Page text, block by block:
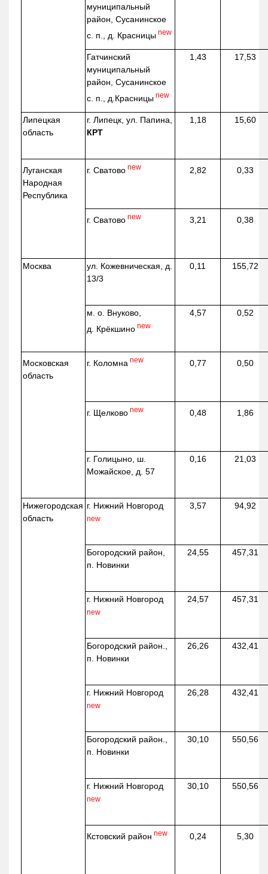
муниципальный
район, Сусанинское
с. п., д. Красницы new
Гатчинский
муниципальный
район, Сусанинское
с. п., д.Красницы new
1,43 17,53
Липецкая
область
г. Липецк, ул. Папина,
КРТ
1,18 15,60
Луганская
Народная
Республика
г. Сватово new 2,82 0,33
г. Сватово new 3,21 0,38
Москва ул. Кожевническая, д.
13/3
0,11 155,72
м. о. Внуково,
д. Крёкшино new
4,57 0,52
Московская
область
г. Коломна new 0,77 0,50
г. Щелково new 0,48 1,86
г. Голицыно, ш.
Можайское, д. 57
0,16 21,03
Нижегородская
область
г. Нижний Новгород
new
3,57 94,92
Богородский район,
п. Новинки
24,55 457,31
г. Нижний Новгород
new
24,57 457,31
Богородский район.,
п. Новинки
26,26 432,41
г. Нижний Новгород
new
26,28 432,41
Богородский район.,
п. Новинки
30,10 550,56
г. Нижний Новгород
new
30,10 550,56
Кстовский район new 0,24 5,30